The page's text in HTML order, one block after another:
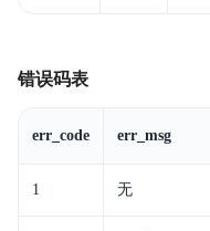
错误码表
err_code err_msg
1 无